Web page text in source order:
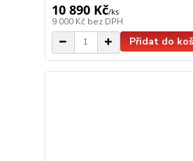
10 890 Kč/ks
9 000 Kč bez DPH
Přidat do